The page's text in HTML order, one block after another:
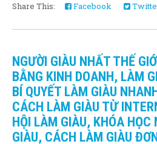
Share This: Facebook
NGƯỜI GIÀU NHẤT THẾ
BẰNG KINH DOANH, LÀM
BÍ QUYẾT LÀM GIÀU
CÁCH LÀM GIÀU TỪ
HỘI LÀM GIÀU, KHÓA HỌC
GIÀU, CÁCH LÀM GIÀU